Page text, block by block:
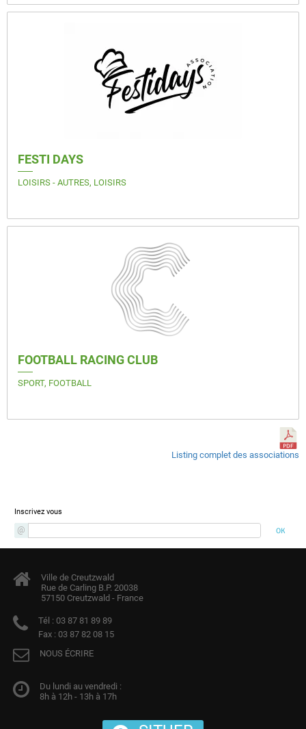
FESTI DAYS
LOISIRS - AUTRES, LOISIRS
FOOTBALL RACING CLUB
SPORT, FOOTBALL
Listing complet des associations
Inscrivez vous
Ville de Creutzwald
Rue de Carling B.P. 20038
57150 Creutzwald - France
Tél : 03 87 81 89 89
Fax : 03 87 82 08 15
NOUS ÉCRIRE
Du lundi au vendredi :
8h à 12h - 13h à 17h